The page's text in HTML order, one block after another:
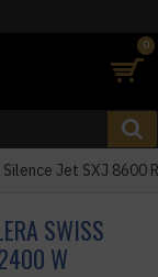
0
Jet SXJ 8600
SWISS
W